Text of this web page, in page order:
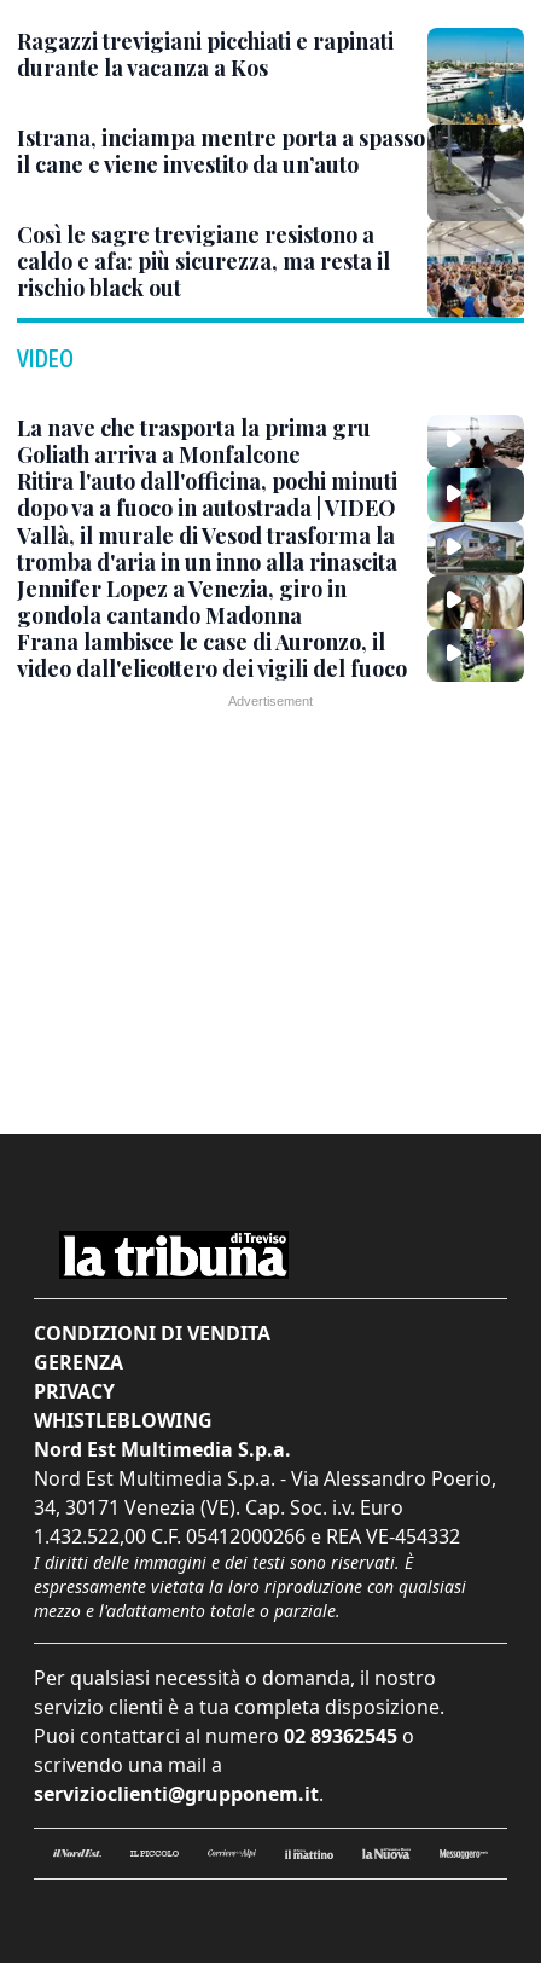
Ragazzi trevigiani picchiati e rapinati
durante la vacanza a Kos
Istrana, inciampa mentre porta a spasso
il cane e viene investito da un’auto
Così le sagre trevigiane resistono a
caldo e afa: più sicurezza, ma resta il
rischio black out
VIDEO
La nave che trasporta la prima gru
Goliath arriva a Monfalcone
Ritira l'auto dall'officina, pochi minuti
dopo va a fuoco in autostrada | VIDEO
Vallà, il murale di Vesod trasforma la
tromba d'aria in un inno alla rinascita
Jennifer Lopez a Venezia, giro in
gondola cantando Madonna
Frana lambisce le case di Auronzo, il
video dall'elicottero dei vigili del fuoco
CONDIZIONI DI VENDITA
GERENZA
PRIVACY
WHISTLEBLOWING
Nord Est Multimedia S.p.a.
Nord Est Multimedia S.p.a. - Via Alessandro Poerio,
34, 30171 Venezia (VE). Cap. Soc. i.v. Euro
1.432.522,00 C.F. 05412000266 e REA VE-454332
I diritti delle immagini e dei testi sono riservati. È
espressamente vietata la loro riproduzione con qualsiasi
mezzo e l'adattamento totale o parziale.
Per qualsiasi necessità o domanda, il nostro
servizio clienti è a tua completa disposizione.
Puoi contattarci al numero 02 89362545 o
scrivendo una mail a
servizioclienti@grupponem.it.